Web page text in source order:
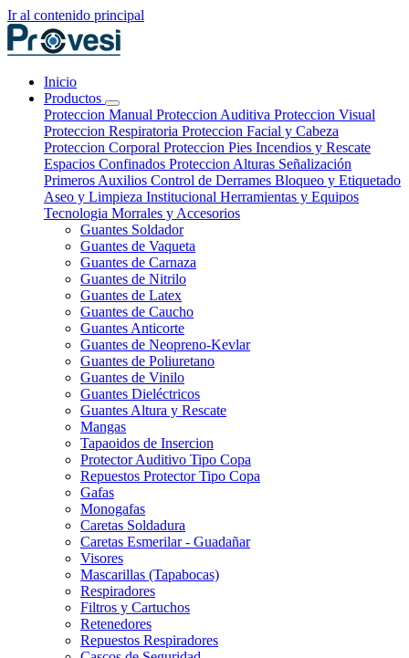
Ir al contenido principal
Inicio
Productos
Proteccion Manual Proteccion Auditiva Proteccion Visual
Proteccion Respiratoria Proteccion Facial y Cabeza
Proteccion Corporal Proteccion Pies Incendios y Rescate
Espacios Confinados Proteccion Alturas Señalización
Primeros Auxilios Control de Derrames Bloqueo y Etiquetado
Aseo y Limpieza Institucional Herramientas y Equipos
Tecnologia Morrales y Accesorios
Guantes Soldador
Guantes de Vaqueta
Guantes de Carnaza
Guantes de Nitrilo
Guantes de Latex
Guantes de Caucho
Guantes Anticorte
Guantes de Neopreno-Kevlar
Guantes de Poliuretano
Guantes de Vinilo
Guantes Dieléctricos
Guantes Altura y Rescate
Mangas
Tapaoidos de Insercion
Protector Auditivo Tipo Copa
Repuestos Protector Tipo Copa
Gafas
Monogafas
Caretas Soldadura
Caretas Esmerilar - Guadañar
Visores
Mascarillas (Tapabocas)
Respiradores
Filtros y Cartuchos
Retenedores
Repuestos Respiradores